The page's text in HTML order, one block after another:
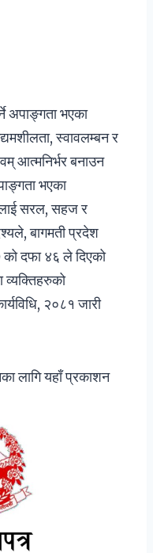
अपाङ्गता भएका
स्वावलम्बन र
आत्मनिर्भर बनाउन
भएका
सरल, सहज र
बागमती प्रदेश
दफा ४६ ले दिएको
व्यक्तिहरुको
२०८१ जारी
लागि यहाँ प्रकाशन